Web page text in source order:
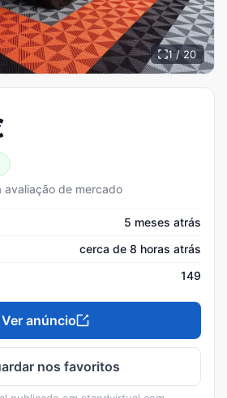
1 / 20
avaliação de mercado
5 meses atrás
cerca de 8 horas atrás
149
Ver anúncio
nos favoritos